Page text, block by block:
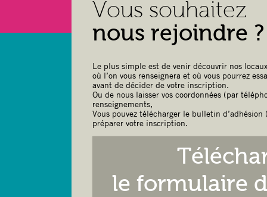
Vous souhaitez
nous rejoindre ?
Le plus simple est de venir découvrir nos
où l’on vous renseignera et où vous pourrez
avant de décider de votre inscription.
Ou de nous laisser vos coordonnées (par
renseignements,
Vous pouvez télécharger le bulletin
préparer votre inscription.
le formulaire